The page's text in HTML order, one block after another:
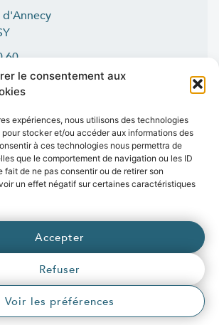
le consentement aux
expériences, nous utilisons des technologies
stocker et/ou accéder aux informations des
à ces technologies nous permettra de
que le comportement de navigation ou les ID
fait de ne pas consentir ou de retirer son
un effet négatif sur certaines caractéristiques
Accepter
Refuser
Voir les préférences
60
12h et 14h-16h30
et 14h-16h
Publications VidéosOpen data
syanchaleur.fr
/
eborn.fr
de confidentialitéCrédits
conforme)Plan du site